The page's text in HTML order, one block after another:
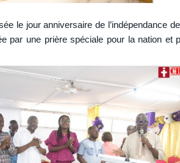
le jour anniversaire de l’indépendance
par une prière spéciale pour la nation et